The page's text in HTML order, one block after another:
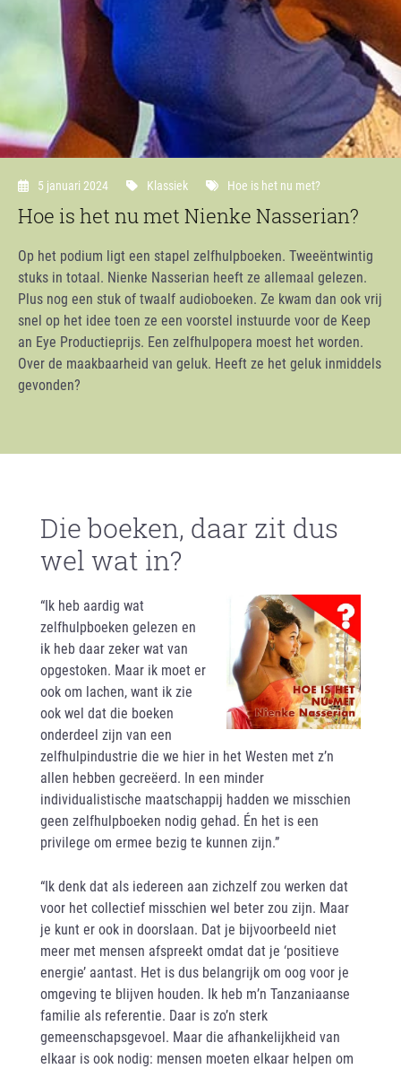
5 januari 2024 Klassiek Hoe is het nu met?
Hoe is het nu met Nienke Nasserian?
Op het podium ligt een stapel zelfhulpboeken. Tweeëntwintig
stuks in totaal. Nienke Nasserian heeft ze allemaal gelezen.
Plus nog een stuk of twaalf audioboeken. Ze kwam dan ook vrij
snel op het idee toen ze een voorstel instuurde voor de Keep
an Eye Productieprijs. Een zelfhulpopera moest het worden.
Over de maakbaarheid van geluk. Heeft ze het geluk inmiddels
gevonden?
Die boeken, daar zit dus
wel wat in?
“Ik heb aardig wat
zelfhulpboeken gelezen en
ik heb daar zeker wat van
opgestoken. Maar ik moet er
ook om lachen, want ik zie
ook wel dat die boeken
onderdeel zijn van een
zelfhulpindustrie die we hier in het Westen met z’n
allen hebben gecreëerd. In een minder
individualistische maatschappij hadden we misschien
geen zelfhulpboeken nodig gehad. Én het is een
privilege om ermee bezig te kunnen zijn.”
“Ik denk dat als iedereen aan zichzelf zou werken dat
voor het collectief misschien wel beter zou zijn. Maar
je kunt er ook in doorslaan. Dat je bijvoorbeeld niet
meer met mensen afspreekt omdat dat je ‘positieve
energie’ aantast. Het is dus belangrijk om oog voor je
omgeving te blijven houden. Ik heb m’n Tanzaniaanse
familie als referentie. Daar is zo’n sterk
gemeenschapsgevoel. Maar die afhankelijkheid van
elkaar is ook nodig: mensen moeten elkaar helpen om